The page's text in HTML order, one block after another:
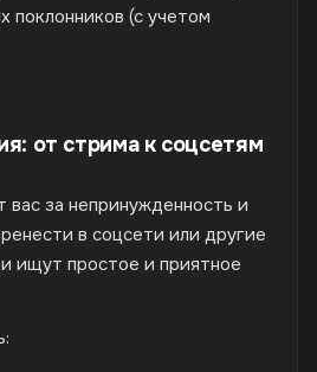
поклонников (с учетом
от стрима к соцсетям
за непринужденность и
в соцсети или другие
ищут простое и приятное